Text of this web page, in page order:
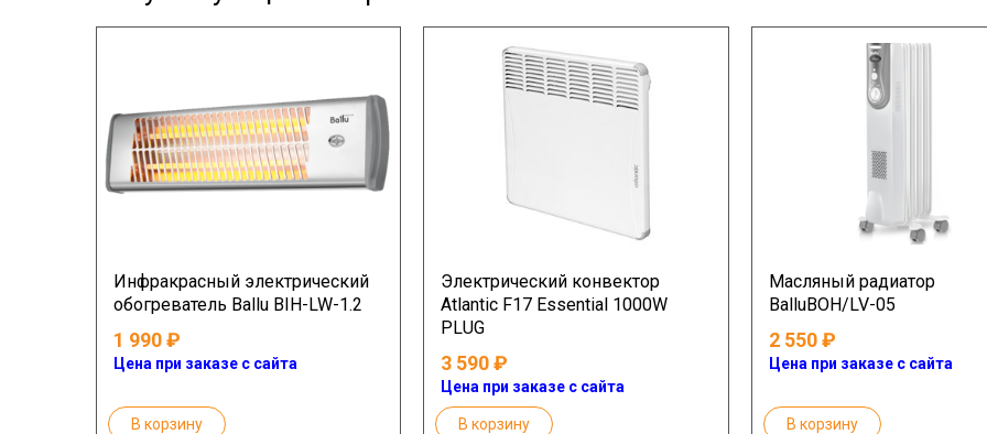
Инфракрасный электрический
обогреватель Ballu BIH-LW-1.2
1 990
Цена при заказе с сайта
В корзину
Электрический конвектор
Atlantic F17 Essential 1000W
PLUG
3 590
Цена при заказе с сайта
В корзину
Масляный радиатор
BalluBOH/LV-05
2 550
Цена при заказе с сайта
В корзину